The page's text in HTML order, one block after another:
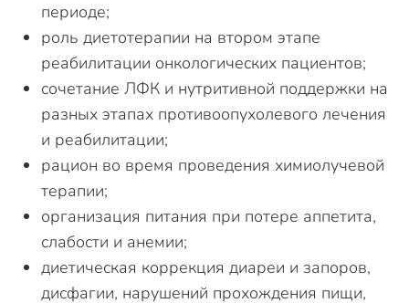
периоде;
роль диетотерапии на втором этапе
реабилитации онкологических пациентов;
сочетание ЛФК и нутритивной поддержки на
разных этапах противоопухолевого лечения
и реабилитации;
рацион во время проведения химиолучевой
терапии;
организация питания при потере аппетита,
слабости и анемии;
диетическая коррекция диареи и запоров,
дисфагии, нарушений прохождения пищи,